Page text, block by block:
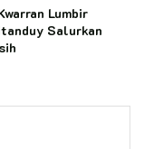
Lumbir
Salurkan